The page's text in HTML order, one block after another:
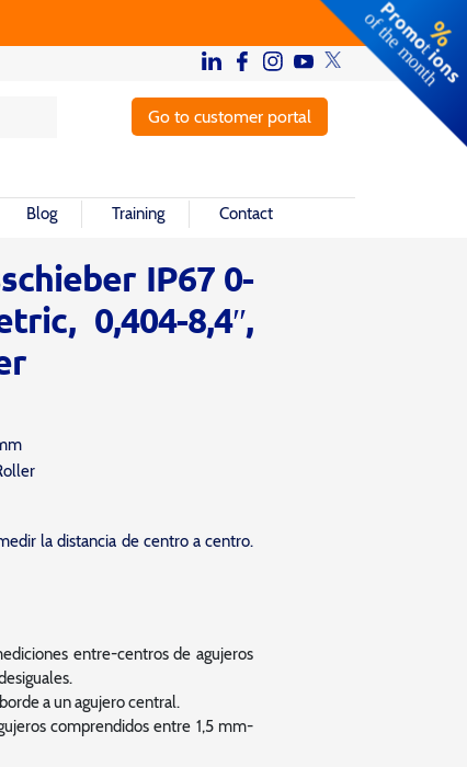
Go to customer portal
Blog Training Contact
IP67 0-
0,404-8,4″,
la distancia de centro a centro.
entre-centros de agujeros
a un agujero central.
comprendidos entre 1,5 mm-